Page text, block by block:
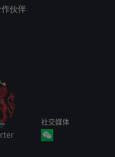
伙伴
社交媒体